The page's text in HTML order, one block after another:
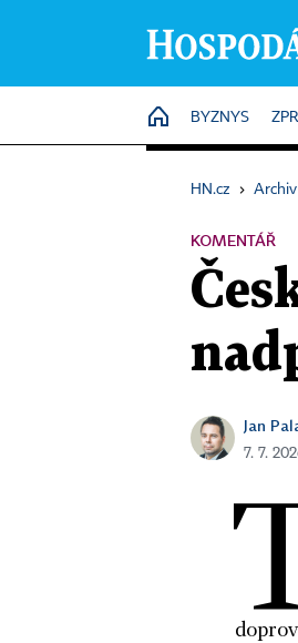
HOME
BYZNYS
HN.cz › Archiv
KOMENTÁŘ
Jan
7. 7.